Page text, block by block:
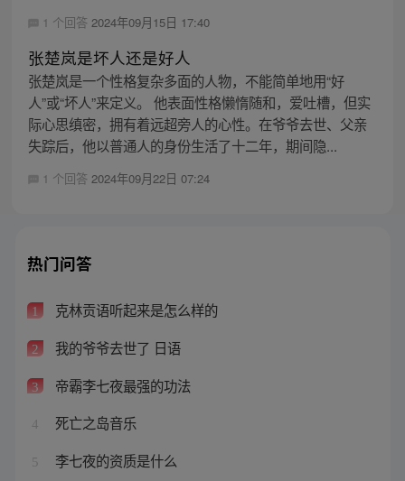
1 个回答 2024年09月15日 17:40
张楚岚是坏人还是好人
张楚岚是一个性格复杂多面的人物，不能简单地用“好
人”或“坏人”来定义。 他表面性格懒惰随和，爱吐槽，但实
际心思缜密，拥有着远超旁人的心性。在爷爷去世、父亲
失踪后，他以普通人的身份生活了十二年，期间隐...
1 个回答 2024年09月22日 07:24
热门问答
1 克林贡语听起来是怎么样的
2 我的爷爷去世了 日语
3 帝霸李七夜最强的功法
4 死亡之岛音乐
5 李七夜的资质是什么